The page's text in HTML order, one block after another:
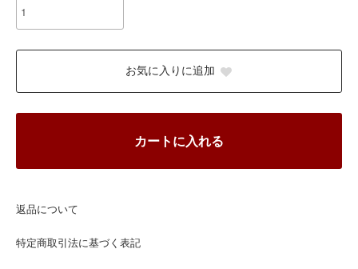
お気に入りに追加
カートに入れる
返品について
特定商取引法に基づく表記